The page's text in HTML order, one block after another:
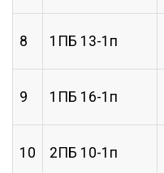
8 1ПБ 13-1п
9 1ПБ 16-1п
10 2ПБ 10-1п